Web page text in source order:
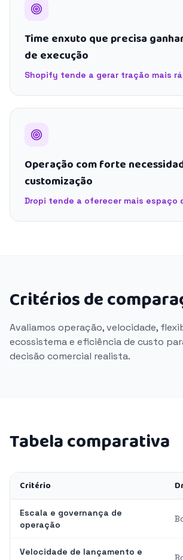
Time enxuto que precisa
de execução
Shopify tende a gerar tração mais
Operação com forte
customização
Dropi tende a oferecer mais espaço
Critérios de
Avaliamos operação, velocidade,
ecossistema e eficiência de custo
decisão comercial realista.
Tabela comparativa
Critério
Escala e governança de
operação
Velocidade de lançamento e